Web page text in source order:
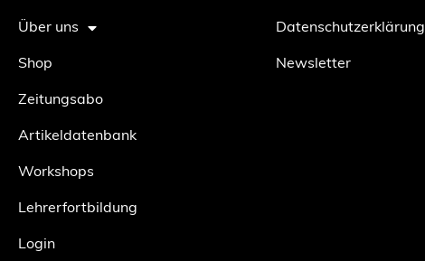
Über uns
Shop
Zeitungsabo
Artikeldatenbank
Workshops
Lehrerfortbildung
Login
Datenschutzerklärung
Newsletter